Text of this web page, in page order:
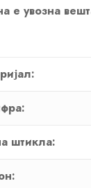
е увозна
штикла: